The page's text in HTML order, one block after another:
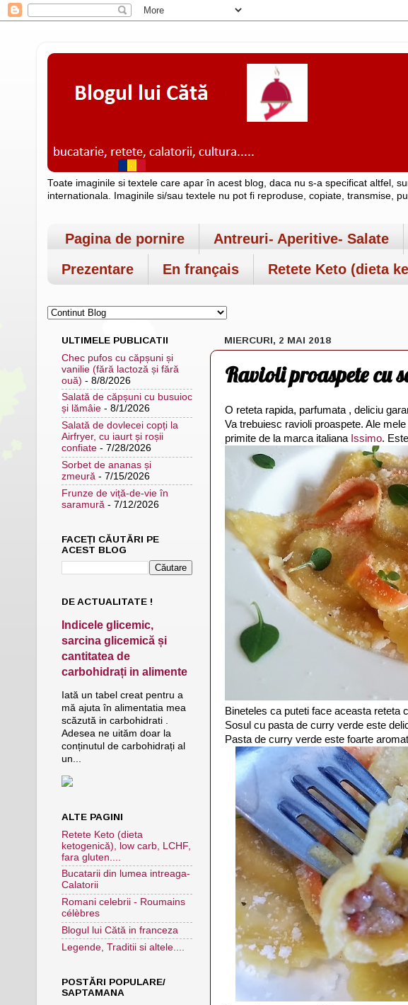
Toate imaginile si textele care apar în acest blog, daca nu s-a specificat altfel,
internationala. Imaginile si/sau textele nu pot fi reproduse, copiate, transmise,
Pagina de pornire Antreuri- Aperitive- Salate
Prezentare
En français Retete Keto (dieta
MIERCURI, 2 MAI 2018
Ravioli proaspete cu
O reteta rapida, parfumata , deliciu
Va trebuiesc ravioli proaspete. Ale
primite de la marca italiana Issimo.
Bineteles ca puteti face aceasta reteta
Sosul cu pasta de curry verde este
Pasta de curry verde este foarte
ULTIMELE PUBLICATII
Chec pufos cu căpșuni și
vanilie (fără lactoză și fără
ouă) - 8/8/2026
Salată de căpșuni cu busuioc
și lămâie - 8/1/2026
Salată de dovlecei copți la
Airfryer, cu iaurt și roșii
confiate - 7/28/2026
Sorbet de ananas și
zmeură - 7/15/2026
Frunze de viță-de-vie în
saramură - 7/12/2026
FACEȚI CĂUTĂRI PE
ACEST BLOG
DE ACTUALITATE !
Indicele glicemic,
sarcina glicemică și
cantitatea de
carbohidrați in alimente
Iată un tabel creat pentru a
mă ajuta în alimentatia mea
scăzută in carbohidrati .
Adesea ne uităm doar la
conținutul de carbohidrați al
un...
ALTE PAGINI
Retete Keto (dieta
ketogenică), low carb, LCHF,
fara gluten....
Bucatarii din lumea intreaga-
Calatorii
Romani celebrii - Roumains
célèbres
Blogul lui Cătă in franceza
Legende, Traditii si altele....
POSTĂRI POPULARE/
SAPTAMANA